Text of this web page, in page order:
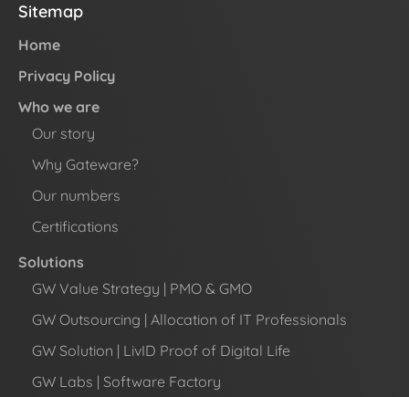
Sitemap
Home
Privacy Policy
Who we are
Our story
Why Gateware?
Our numbers
Certifications
Solutions
GW Value Strategy | PMO & GMO
GW Outsourcing | Allocation of IT Professionals
GW Solution | LivID Proof of Digital Life
GW Labs | Software Factory